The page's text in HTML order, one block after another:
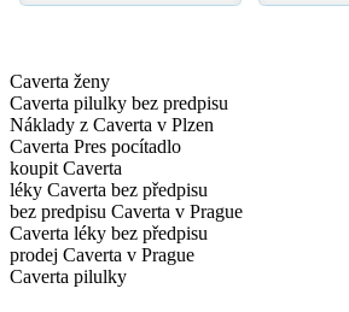
Caverta ženy
Caverta pilulky bez predpisu
Náklady z Caverta v Plzen
Caverta Pres pocítadlo
koupit Caverta
léky Caverta bez předpisu
bez predpisu Caverta v Prague
Caverta léky bez předpisu
prodej Caverta v Prague
Caverta pilulky